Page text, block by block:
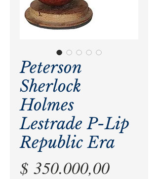
Peterson
Sherlock
Holmes
Lestrade P-Lip
Republic Era
$ 350.000,00Precio